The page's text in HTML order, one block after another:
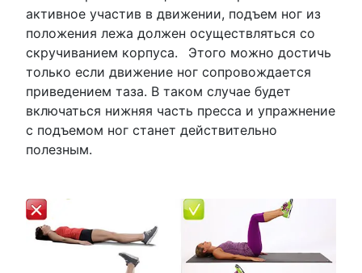
активное участив в движении, подъем ног из
положения лежа должен осуществляться со
скручиванием корпуса.
Этого можно достичь
только если движение ног сопровождается
приведением таза. В таком случае будет
включаться нижняя часть пресса и упражнение
с подъемом ног станет действительно
полезным.